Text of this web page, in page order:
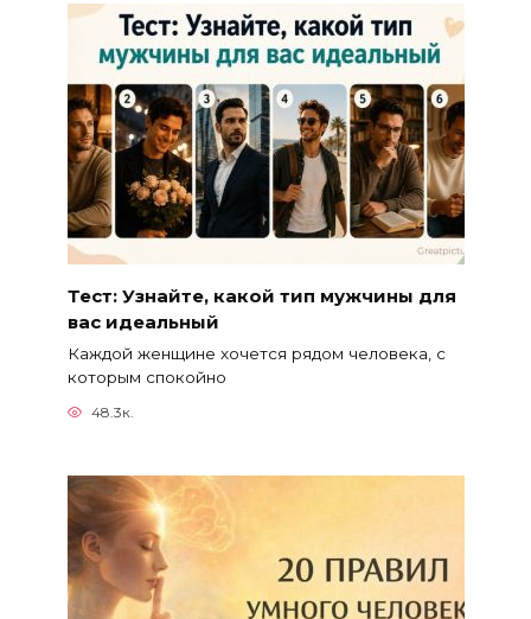
Тест: Узнайте, какой тип мужчины для
вас идеальный
Каждой женщине хочется рядом человека, с
которым спокойно
48.3к.